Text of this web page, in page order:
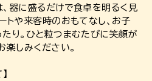
器に盛るだけで食卓を明るく見
トや来客時のおもてなし、お子
り。ひと粒つまむたびに笑顔が
楽しみください。